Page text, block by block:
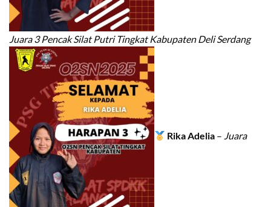
Juara 3 Pencak Silat Putri Tingkat Kabupaten Deli Serdang
Rika Adelia – Juara